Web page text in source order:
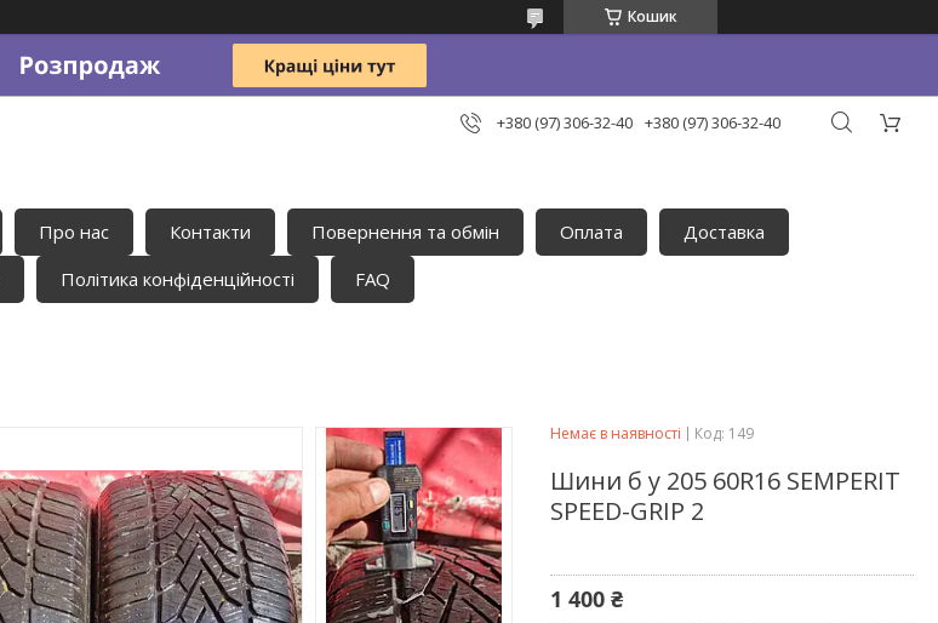
Кошик
+380 (97) 306-32-40 +380 (97) 306-32-40
Про нас Контакти Повернення та обмін Оплата
Доставка
Політика конфіденційності FAQ
Немає в наявності Код: 149
Шини б у 205 60R16 SEMPERIT
SPEED-GRIP 2
1 400 ₴